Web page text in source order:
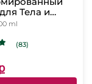
Тела и
ml
(83)